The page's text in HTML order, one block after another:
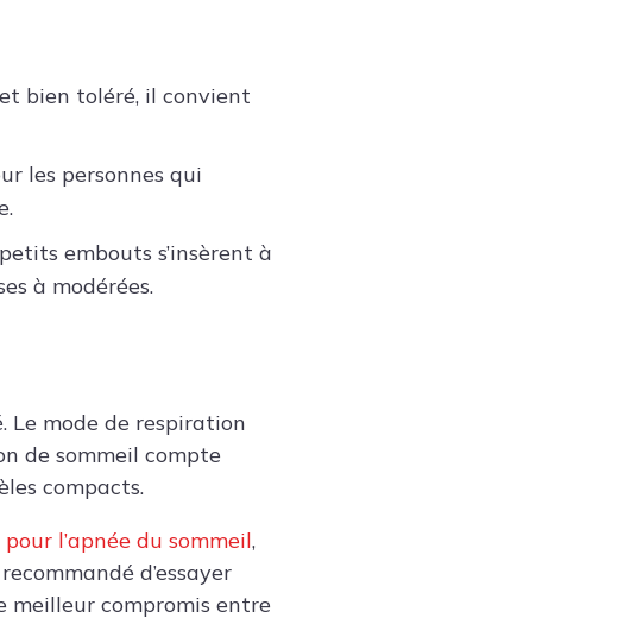
bien toléré, il convient
les personnes qui
embouts s’insèrent à
à modérées.
Le mode de respiration
de sommeil compte
compacts.
l’apnée du sommeil,
d’essayer
meilleur compromis entre